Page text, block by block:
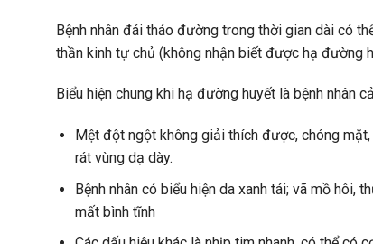
Bệnh nhân đái tháo đường trong thời gian dài có
thần kinh tự chủ (không nhận biết được hạ đường
Biểu hiện chung khi hạ đường huyết là bệnh nhân
Mệt đột ngột không giải thích được, chóng
rát vùng dạ dày.
Bệnh nhân có biểu hiện da xanh tái; vã mồ hôi,
mất bình tĩnh